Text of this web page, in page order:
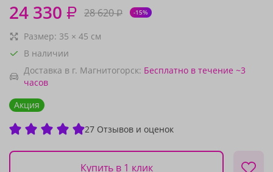
24 330 ₽ 28 620₽ -15%
Размер: 35 × 45 см
В наличии
Доставка в г. Магнитогорск: Бесплатно в течение ~3
часов
Акция
27 Отзывов и оценок
Купить в 1 клик